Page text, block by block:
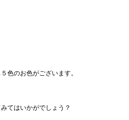
色のお色がございます。
てはいかがでしょう？